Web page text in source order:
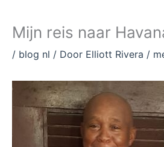
Mijn reis naar
/ blog nl / Door Elliott Rivera /